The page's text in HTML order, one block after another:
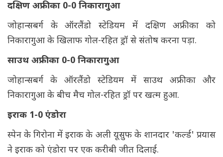
दक्षिण अफ्रीका 0-0 निकारागुआ
जोहान्सबर्ग के ऑरलैंडो स्टेडियम में दक्षिण अफ्रीका को
निकारागुआ के खिलाफ गोल-रहित ड्रॉ से संतोष करना पड़ा.
साउथ अफ्रीका 0-0 निकारागुआ
जोहान्सबर्ग के ऑरलैंडो स्टेडियम में साउथ अफ्रीका और
निकारागुआ के बीच मैच गोल-रहित ड्रॉ पर खत्म हुआ.
इराक 1-0 एंडोरा
स्पेन के गिरोना में इराक के अली यूसुफ के शानदार 'कर्ल्ड' प्रयास
ने इराक को एंडोरा पर एक करीबी जीत दिलाई.